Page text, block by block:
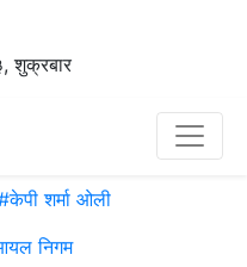
शुक्रबार
केपी शर्मा ओली
निगम